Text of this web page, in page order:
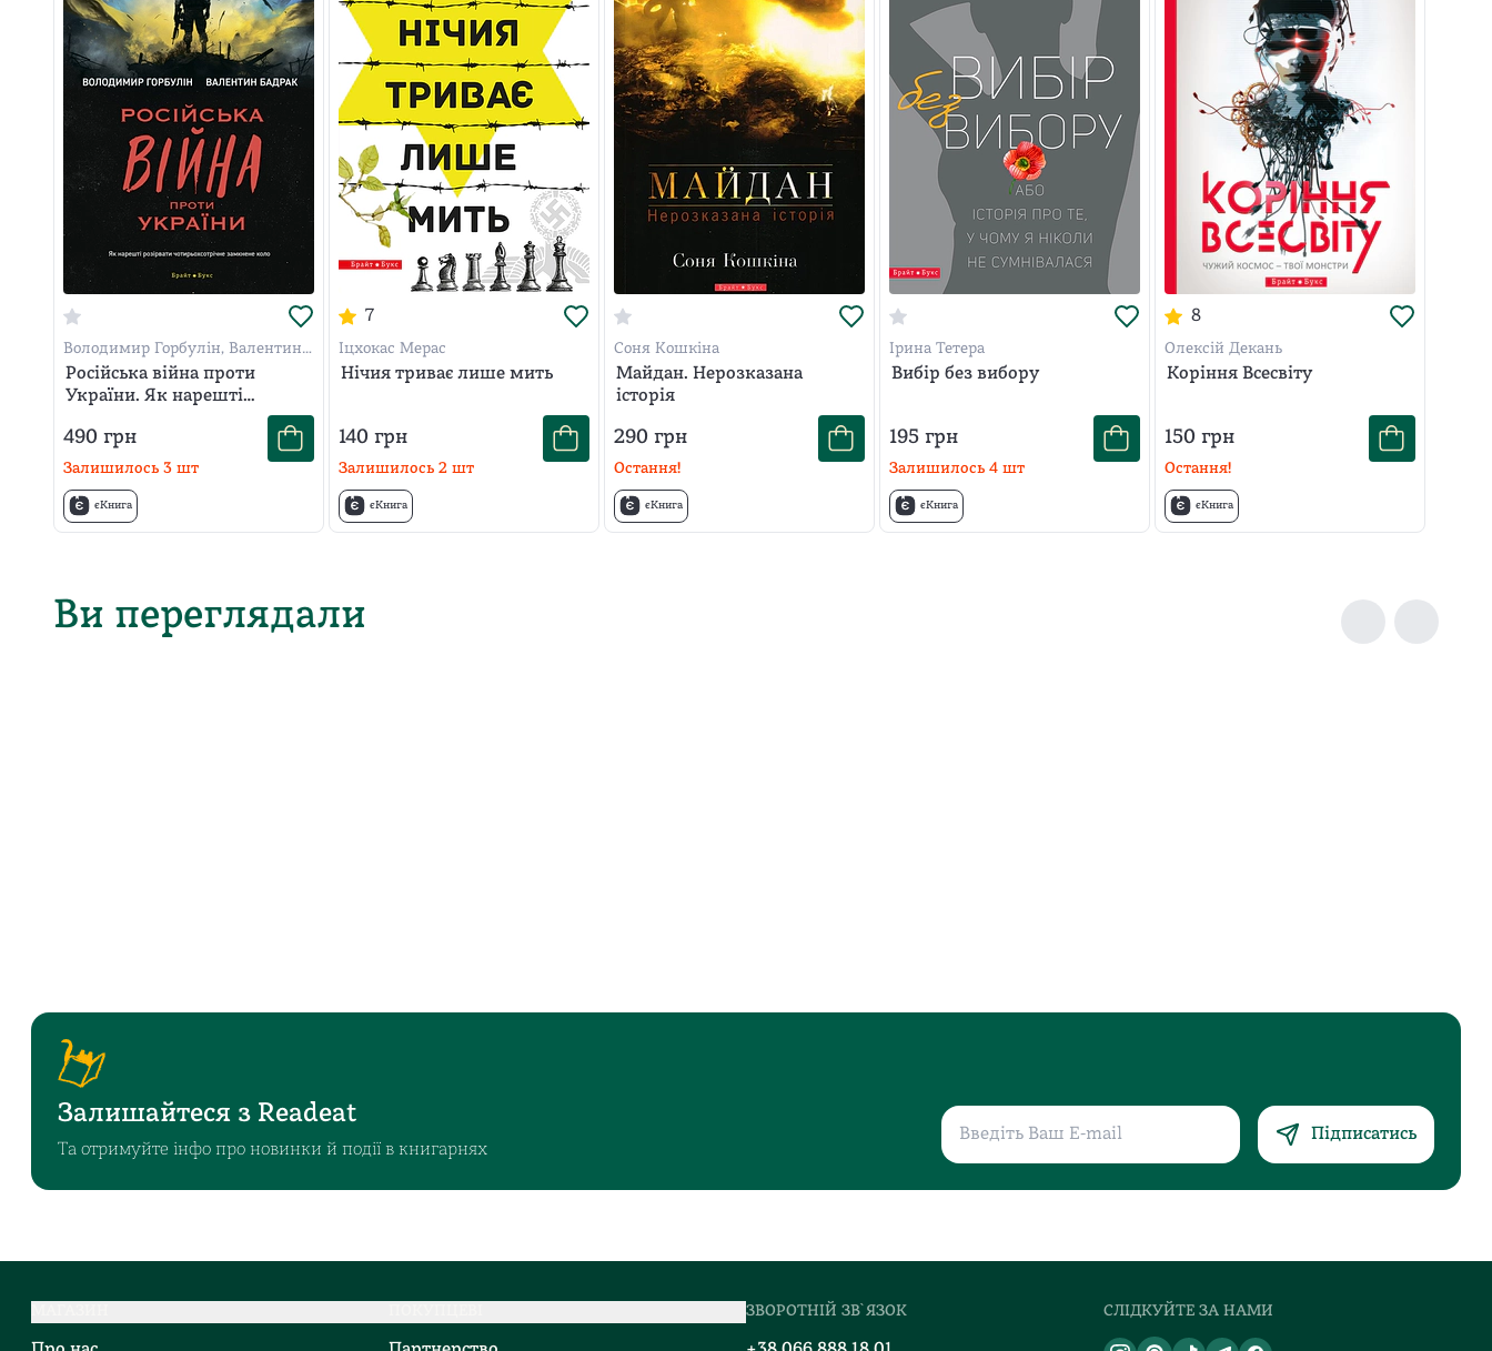
Володимир Горбулін, Валентин
Бадрак
Російська війна проти
України. Як нарешті
розірвати чотирьохсотрічне
замкнене коло
490 грн
Залишилось 3 шт
єКнига
7
Іцхокас Мерас
Нічия триває лише мить
140 грн
Залишилось 2 шт
єКнига
Соня Кошкіна
Майдан. Нерозказана
історія
290 грн
Остання!
єКнига
Ірина Тетера
Вибір без вибору
195 грн
Залишилось 4 шт
єКнига
8
Олексій Декань
Коріння Всесвіту
150 грн
Остання!
єКнига
Ви переглядали
Залишайтеся з Readeat
Та отримуйте інфо про новинки й події в книгарнях
Підписатись
ЗВОРОТНІЙ ЗВ`ЯЗОК СЛІДКУЙТЕ ЗА НАМИ